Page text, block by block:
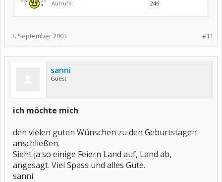
Aufrufe:
246
#11
3. September 2003
sanni
Guest
ich möchte mich
den vielen guten Wünschen zu den Geburtstagen
anschließen.
Sieht ja so einige Feiern Land auf, Land ab,
angesagt. Viel Spass und alles Gute.
sanni